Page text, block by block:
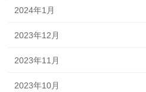
2024年1月
2023年12月
2023年11月
2023年10月